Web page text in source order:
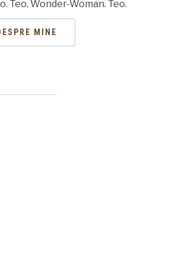
Teo. Wonder-Woman. Teo.
MINE